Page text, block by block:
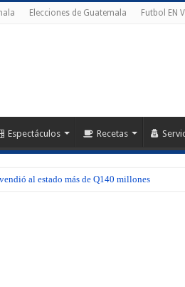
Elecciones de Guatemala Futbol EN
Espectáculos Recetas
al estado más de Q140 millones
al Banco CHN